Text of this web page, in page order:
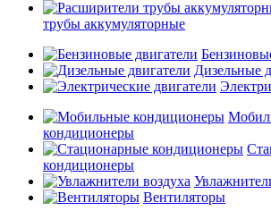
трубы аккумуляторные
Дизельные
кондиционеры
кондиционеры
Вентиляторы